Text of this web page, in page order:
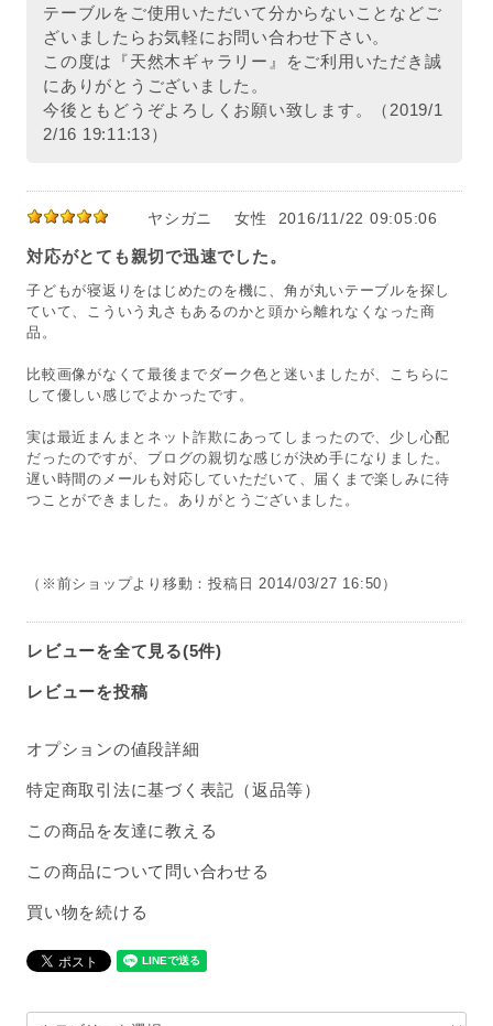
テーブルをご使用いただいて分からないことなどご
ざいましたらお気軽にお問い合わせ下さい。
この度は『天然木ギャラリー』をご利用いただき誠
にありがとうございました。
今後ともどうぞよろしくお願い致します。（2019/1
2/16 19:11:13）
ヤシガニ 女性 2016/11/22 09:05:06
対応がとても親切で迅速でした。
子どもが寝返りをはじめたのを機に、角が丸いテーブルを探し
ていて、こういう丸さもあるのかと頭から離れなくなった商
品。
比較画像がなくて最後までダーク色と迷いましたが、こちらに
して優しい感じでよかったです。
実は最近まんまとネット詐欺にあってしまったので、少し心配
だったのですが、ブログの親切な感じが決め手になりました。
遅い時間のメールも対応していただいて、届くまで楽しみに待
つことができました。ありがとうございました。
（※前ショップより移動：投稿日 2014/03/27 16:50）
レビューを全て見る(5件)
レビューを投稿
オプションの値段詳細
特定商取引法に基づく表記（返品等）
この商品を友達に教える
この商品について問い合わせる
買い物を続ける